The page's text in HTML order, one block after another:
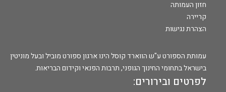
חזון העמותה
קריירה
הצהרת נגישות
עמותת הספורט ע"ש הווארד קוסל הינו ארגון ספורט מוביל ובעל מוניטין
בישראל בתחומי החינוך הגופני, תרבות הפנאי וקידום הבריאות.
לפרטים ובירורים: